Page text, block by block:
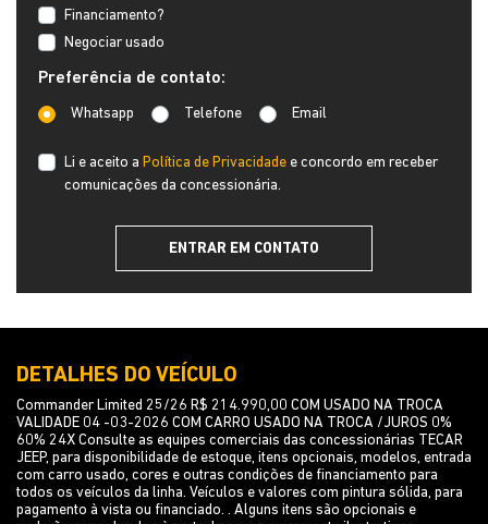
Financiamento?
Negociar usado
Preferência de contato:
Whatsapp Telefone Email
Li e aceito a Política de Privacidade e concordo em receber
comunicações da concessionária.
ENTRAR EM CONTATO
DETALHES DO VEÍCULO
Commander Limited 25/26 R$ 214.990,00 COM USADO NA TROCA
VALIDADE 04 -03-2026 COM CARRO USADO NA TROCA /JUROS 0%
60% 24X Consulte as equipes comerciais das concessionárias TECAR
JEEP, para disponibilidade de estoque, itens opcionais, modelos, entrada
com carro usado, cores e outras condições de financiamento para
todos os veículos da linha. Veículos e valores com pintura sólida, para
pagamento à vista ou financiado. . Alguns itens são opcionais e